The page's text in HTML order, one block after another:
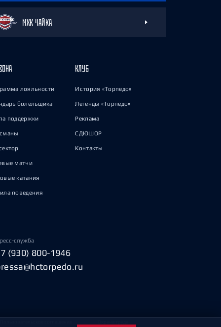
МХК ЧАЙКА
лояльности
болельщика
поддержки
матчи
катания
поведения
КЛУБ
История «Торпедо»
Легенды «Торпедо»
Реклама
СДЮШОР
Контакты
служба
(930) 800-1946